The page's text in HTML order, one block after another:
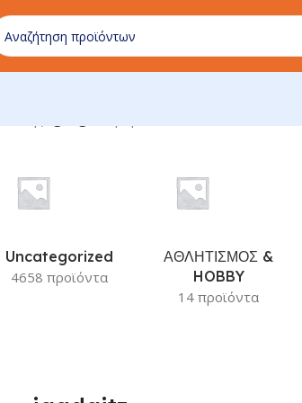
Uncategorized
4658 προϊόντα
ΑΘΛΗΤΙΣΜΟΣ &
HOBBY
14 προϊόντα